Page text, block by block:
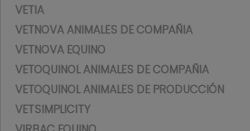
VETIA
VETNOVA ANIMALES DE COMPAÑIA
VETNOVA EQUINO
VETOQUINOL ANIMALES DE COMPAÑIA
VETOQUINOL ANIMALES DE PRODUCCIÓN
VETSIMPLICITY